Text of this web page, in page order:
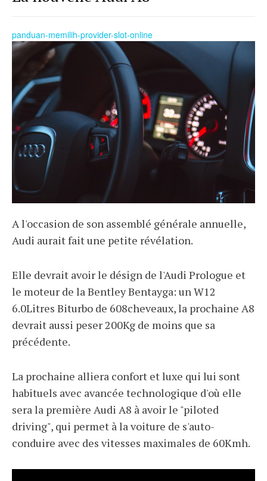
panduan-memilih-provider-slot-online
A l'occasion de son assemblé générale annuelle,
Audi aurait fait une petite révélation.
Elle devrait avoir le désign de l'Audi Prologue et
le moteur de la Bentley Bentayga: un W12
6.0Litres Biturbo de 608cheveaux, la prochaine A8
devrait aussi peser 200Kg de moins que sa
précédente.
La prochaine alliera confort et luxe qui lui sont
habituels avec avancée technologique d'où elle
sera la première Audi A8 à avoir le "piloted
driving", qui permet à la voiture de s'auto-
conduire avec des vitesses maximales de 60Kmh.